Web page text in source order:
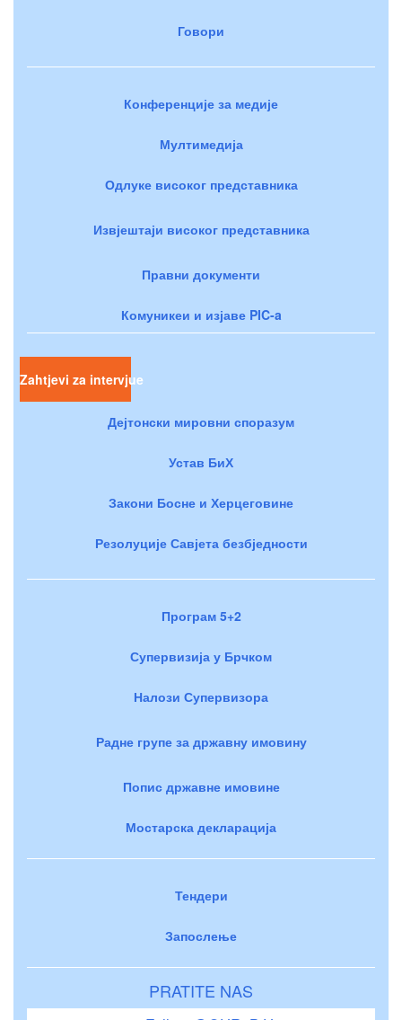
Говори
Конференције за медије
Мултимедија
Одлуке високог представника
Извјештаји високог представника
Правни документи
Комуникеи и изјаве PIC-a
Zahtjevi za intervjue
Дејтонски мировни споразум
Устав БиХ
Закони Босне и Херцеговине
Резолуције Савјета безбједности
Програм 5+2
Супервизија у Брчком
Налози Супервизора
Радне групе за државну имовину
Попис државне имовине
Мостарска декларација
Тендери
Запослење
PRATITE NAS